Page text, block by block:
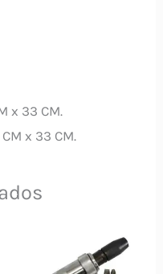
x 33 CM.
x 33 CM.